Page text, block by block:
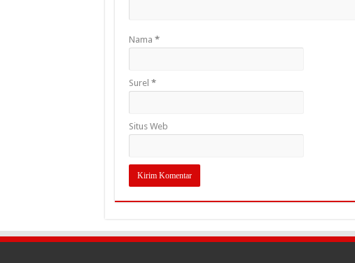
Nama *
Surel *
Situs Web